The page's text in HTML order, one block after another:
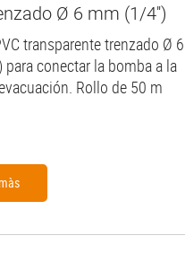
Ø 6 mm (1/4'')
transparente trenzado Ø 6
conectar la bomba a la
Rollo de 50 m